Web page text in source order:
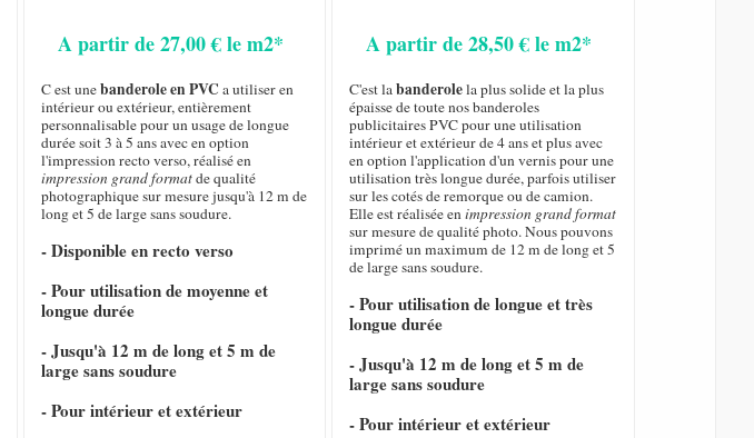
A partir de 27,00 € le m2*
C est unebanderole en PVC a utiliser en
intérieur ou extérieur, entièrement
personnalisable pour un usage de longue
durée soit 3 à 5 ans avec en option
l'impression recto verso, réalisé en
impression grand formatde qualité
photographique sur mesure jusqu'à 12 m de
long et 5 de large sans soudure.
- Disponible en recto verso
- Pour utilisation de moyenne et
longue durée
- Jusqu'à 12 m de long et 5 m de
large sans soudure
- Pour intérieur et extérieur
A partir de 28,50 € le m2*
C'est labanderolela plus solide et la plus
épaisse de toute nos banderoles
publicitaires PVC pour une utilisation
intérieur et extérieur de 4 ans et plus avec
en option l'application d'un vernis pour une
utilisation très longue durée, parfois utiliser
sur les cotés de remorque ou de camion.
Elle est réalisée enimpression grand format
sur mesure de qualité photo. Nous pouvons
imprimé un maximum de 12 m de long et 5
de large sans soudure.
- Pour utilisation de longue et très
longue durée
- Jusqu'à 12 m de long et 5 m de
large sans soudure
- Pour intérieur et extérieur